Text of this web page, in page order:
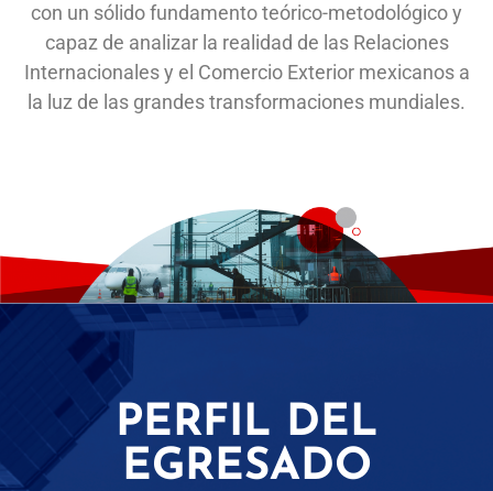
con un sólido fundamento teórico-metodológico y
capaz de analizar la realidad de las Relaciones
Internacionales y el Comercio Exterior mexicanos a
la luz de las grandes transformaciones mundiales.
PERFIL DEL
EGRESADO